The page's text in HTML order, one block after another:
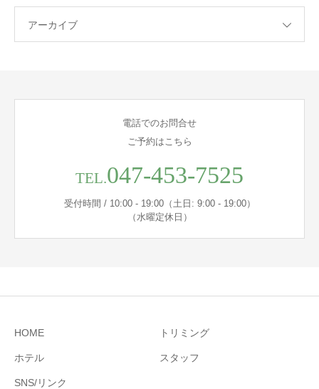
アーカイブ
電話でのお問合せ
ご予約はこちら
TEL.047-453-7525
受付時間 / 10:00 - 19:00（土日: 9:00 - 19:00）
（水曜定休日）
HOME トリミング
ホテル スタッフ
SNS/リンク